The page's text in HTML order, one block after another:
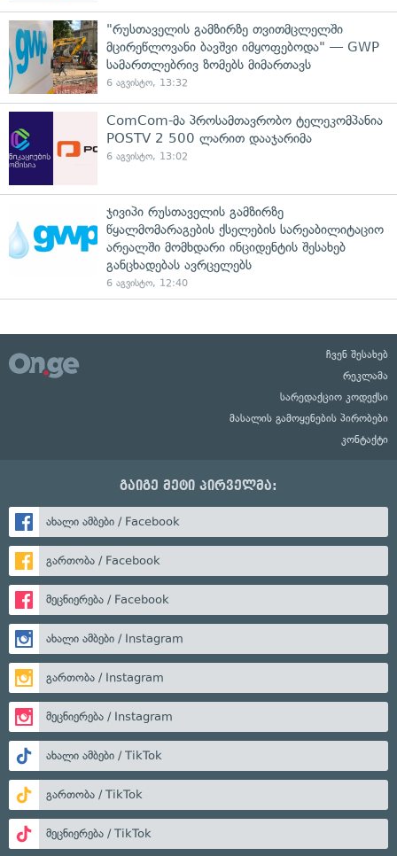
"რუსთაველის გამზირზე თვითმცლელში
მცირეწლოვანი ბავშვი იმყოფებოდა" — GWP
სამართლებრივ ზომებს მიმართავს
6 აგვისტო, 13:32
ComCom-მა პროსამთავრობო ტელეკომპანია
POSTV 2 500 ლარით დააჯარიმა
6 აგვისტო, 13:02
ჯივიპი რუსთაველის გამზირზე
წყალმომარაგების ქსელების სარეაბილიტაციო
არეალში მომხდარი ინციდენტის შესახებ
განცხადებას ავრცელებს
6 აგვისტო, 12:40
ჩვენ შესახებ
რეკლამა
სარედაქციო კოდექსი
მასალის გამოყენების პირობები
კონტაქტი
გაიგე მეტი პირველმა:
ახალი ამბები / Facebook
გართობა / Facebook
მეცნიერება / Facebook
ახალი ამბები / Instagram
გართობა / Instagram
მეცნიერება / Instagram
ახალი ამბები / TikTok
გართობა / TikTok
მეცნიერება / TikTok